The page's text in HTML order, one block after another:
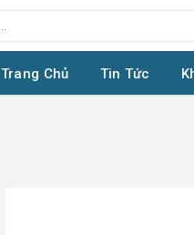
Trang Chủ Tin Tức